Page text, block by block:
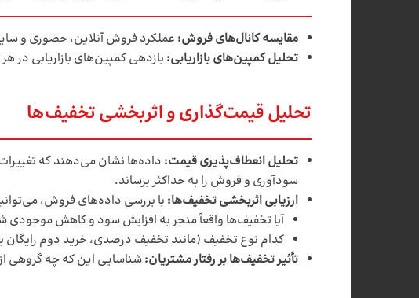
مقایسه کانال‌های فروش: عملکرد فروش آنلاین، حضوری و سایر
تحلیل کمپین‌های بازاریابی: بازدهی کمپین‌های بازاریابی در
تحلیل قیمت‌گذاری و اثربخشی تخفیف‌ها
تحلیل انعطاف‌پذیری قیمت: داده‌ها نشان می‌دهند که
سودآوری و فروش را به حداکثر برساند.
ارزیابی اثربخشی تخفیف‌ها: با بررسی داده‌های فروش،
آیا تخفیف‌ها واقعاً منجر به افزایش سود و کاهش موجودی
کدام نوع تخفیف (مانند تخفیف درصدی، خرید دوم رایگان
تأثیر تخفیف‌ها بر رفتار مشتریان:شناسایی این که چه گروهی